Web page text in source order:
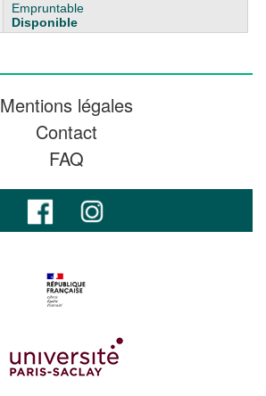
Empruntable
Disponible
Mentions légales
Contact
FAQ